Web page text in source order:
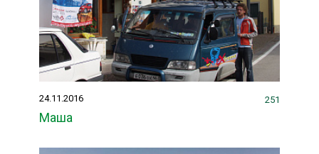
24.11.2016
Маша
251